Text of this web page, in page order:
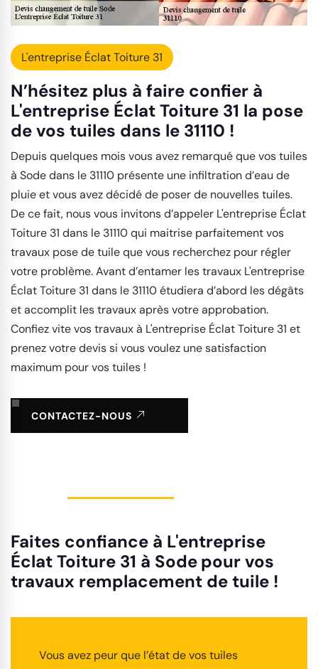
L'entreprise Éclat Toiture 31
N’hésitez plus à faire confier à
L'entreprise Éclat Toiture 31 la pose
de vos tuiles dans le 31110 !
Depuis quelques mois vous avez remarqué que vos tuiles
à Sode dans le 31110 présente une infiltration d’eau de
pluie et vous avez décidé de poser de nouvelles tuiles.
De ce fait, nous vous invitons d’appeler L'entreprise Éclat
Toiture 31 dans le 31110 qui maitrise parfaitement vos
travaux pose de tuile que vous recherchez pour régler
votre problème. Avant d’entamer les travaux L'entreprise
Éclat Toiture 31 dans le 31110 étudiera d’abord les dégâts
et accomplit les travaux après votre approbation.
Confiez vite vos travaux à L'entreprise Éclat Toiture 31 et
prenez votre devis si vous voulez une satisfaction
maximum pour vos tuiles !
CONTACTEZ-NOUS
Faites confiance à L'entreprise
Éclat Toiture 31 à Sode pour vos
travaux remplacement de tuile !
Vous avez peur que l’état de vos tuiles